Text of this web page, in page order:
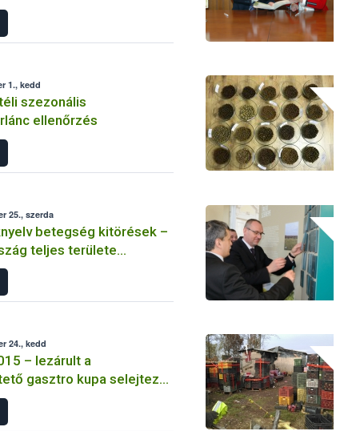
és felszolgálásáról tudni
1., kedd
szezonális
ellenőrzés
25., szerda
betegség kitörések –
teljes területe
vált
24., kedd
– lezárult a
gasztro kupa selejtező
szakasza